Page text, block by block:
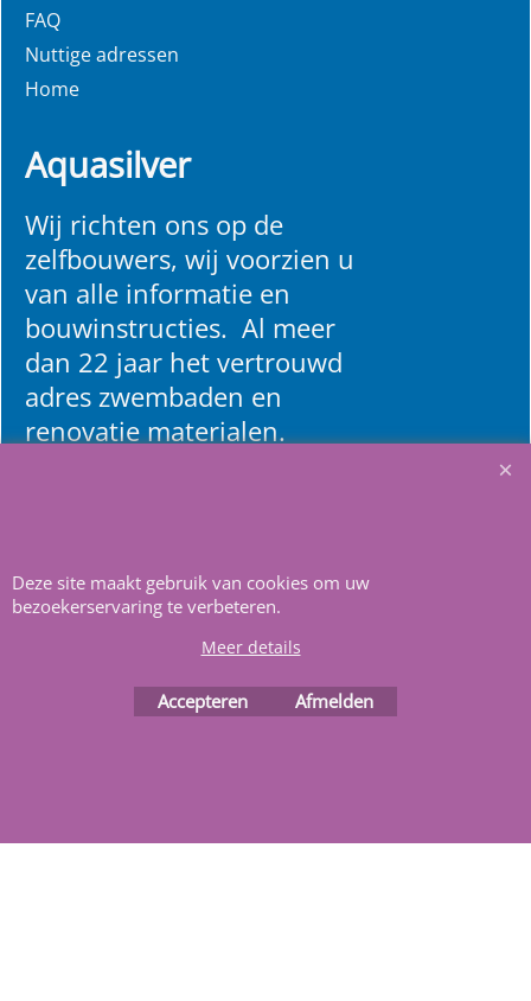
FAQ
Nuttige adressen
Home
Aquasilver
Wij richten ons op de
zelfbouwers, wij voorzien u
van alle informatie en
bouwinstructies. Al meer
dan 22 jaar het vertrouwd
adres zwembaden en
renovatie materialen.
Webwinkel gemaakt met
ShopFactory webwinkel
Deze site maakt gebruik van cookies om uw
bezoekerservaring te verbeteren.
Meer details
Accepteren Afmelden